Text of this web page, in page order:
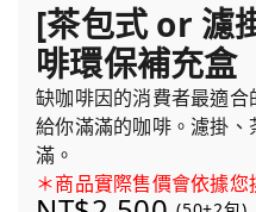
[茶包式 or 濾
啡環保補充盒
缺咖啡因的消費者最適合
給你滿滿的咖啡。濾掛
滿。
＊商品實際售價會依據您